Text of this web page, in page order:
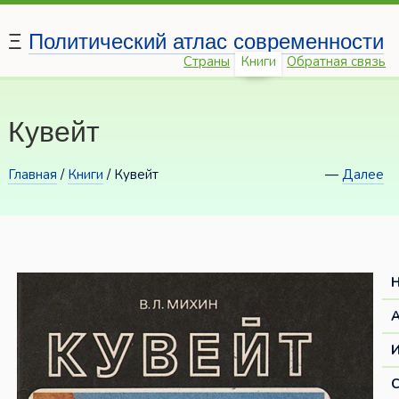
Ξ Политический атлас современности
Страны Книги Обратная связь
Кувейт
Главная / —Далее
Книги / Кувейт